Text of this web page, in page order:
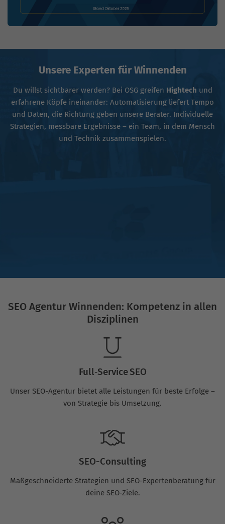
Unsere Experten für Winnenden
Du willst sichtbarer werden? Bei OSG greifen Hightech und
erfahrene Köpfe ineinander: Automatisierung liefert Tempo
und Daten, die Richtung geben unsere Berater. Individuelle
Strategien, messbare Ergebnisse – ein Team, in dem Mensch
und Technik zusammenspielen.
SEO Agentur Winnenden: Kompetenz in allen
Disziplinen
Full‑Service SEO
Unser SEO-Agentur bietet alle Leistungen für beste Erfolge –
von Strategie bis Umsetzung.
SEO-Consulting
Maßgeschneiderte Strategien und SEO-Expertenberatung für
deine SEO‑Ziele.